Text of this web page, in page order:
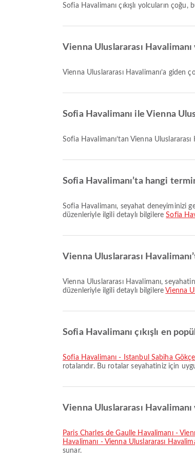
Sofia Havalimanı çıkışlı yolcuların
Vienna Uluslararası
Vienna Uluslararası Havalimanı’a
Sofia Havalimanı ile Vienna
Sofia Havalimanı’tan Vienna
Sofia Havalimanı’ta hangi
Sofia Havalimanı, seyahat deneyiminizi geliştirmek için Otopark Alanları, Banka Hizmetleri/ATM, Gümrüksüz Mağaza ve daha birçok hizmet sunuyor. Tesisler ve terminal
düzenleriyle ilgili detaylı bilgilereSofia
Vienna Uluslararası
Vienna Uluslararası Havalimanı, seyahatinizi daha konforlu hale getirmek için Sigara İçme Alanı, Otopark Alanları, Tren ve birçok diğer imkân sunar. Tesisler ve terminal
düzenleriyle ilgili detaylı bilgilere Vienna
Sofia Havalimanı çıkışlı en
Sofia Havalimanı - İstanbul Sabiha
rotalarıdır. Bu rotalar seyahatiniz için
Vienna Uluslararası
Paris Charles de Gaulle Havalimanı -
Havalimanı - Vienna Uluslararası
sunar.